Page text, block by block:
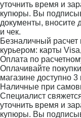
уточнить время и
купюры. Вы
документы, вносите
и чек.
Безналичный
курьером: карты
Оплата по
Оплачивайте
магазине доступно
Наличные при
Специалист
уточнить время и
купюры. Вы